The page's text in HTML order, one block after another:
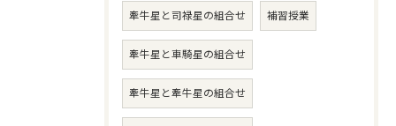
牽牛星と司禄星の組合せ 補習授業
牽牛星と車騎星の組合せ
牽牛星と牽牛星の組合せ